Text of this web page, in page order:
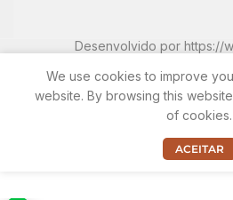
Desenvolvido por https://
We use cookies to improve
website. By browsing this
of cookies.
ACEITAR